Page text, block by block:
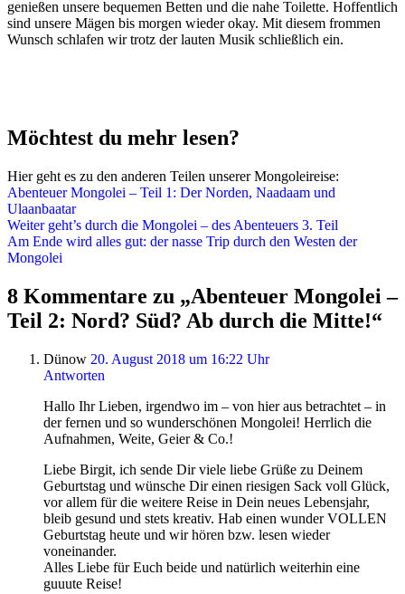
genießen unsere bequemen Betten und die nahe Toilette. Hoffentlich
sind unsere Mägen bis morgen wieder okay. Mit diesem frommen
Wunsch schlafen wir trotz der lauten Musik schließlich ein.
Möchtest du mehr lesen?
Hier geht es zu den anderen Teilen unserer Mongoleireise:
Abenteuer Mongolei – Teil 1: Der Norden, Naadaam und
Ulaanbaatar
Weiter geht’s durch die Mongolei – des Abenteuers 3. Teil
Am Ende wird alles gut: der nasse Trip durch den Westen der
Mongolei
8 Kommentare zu „Abenteuer Mongolei –
Teil 2: Nord? Süd? Ab durch die Mitte!“
Dünow 20. August 2018 um 16:22 Uhr
Antworten
Hallo Ihr Lieben, irgendwo im – von hier aus betrachtet – in
der fernen und so wunderschönen Mongolei! Herrlich die
Aufnahmen, Weite, Geier & Co.!
Liebe Birgit, ich sende Dir viele liebe Grüße zu Deinem
Geburtstag und wünsche Dir einen riesigen Sack voll Glück,
vor allem für die weitere Reise in Dein neues Lebensjahr,
bleib gesund und stets kreativ. Hab einen wunder VOLLEN
Geburtstag heute und wir hören bzw. lesen wieder
voneinander.
Alles Liebe für Euch beide und natürlich weiterhin eine
guuute Reise!